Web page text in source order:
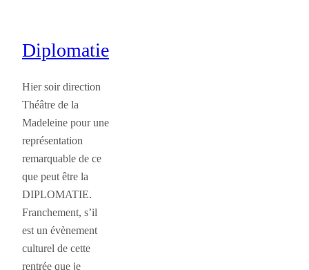
Diplomatie
Hier soir direction
Théâtre de la
Madeleine pour une
représentation
remarquable de ce
que peut être la
DIPLOMATIE.
Franchement, s’il
est un évènement
culturel de cette
rentrée que je